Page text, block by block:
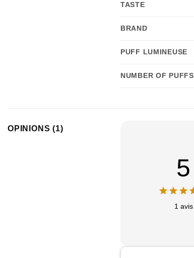
TASTE
BRAND
PUFF LUMINEUSE
NUMBER OF PUFFS
OPINIONS (1)
5
1 avis